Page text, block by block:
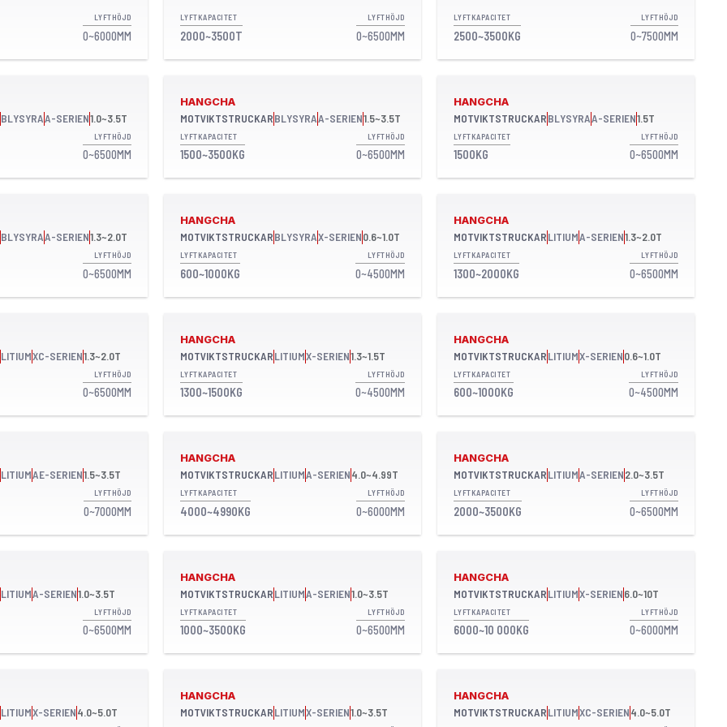
LYFTHÖJD
0~6000MM
LYFTKAPACITET
2000~3500T
LYFTHÖJD
0~6500MM
LYFTKAPACITET
2500~3500KG
LYFTHÖJD
0~7500MM
BLYSYRAA-SERIEN1.0~3.5T
LYFTHÖJD
0~6500MM
HANGCHA
MOTVIKTSTRUCKARBLYSYRAA-SERIEN1.5~3.5T
LYFTKAPACITET
1500~3500KG
LYFTHÖJD
0~6500MM
HANGCHA
MOTVIKTSTRUCKARBLYSYRAA-SERIEN1.5T
LYFTKAPACITET
1500KG
LYFTHÖJD
0~6500MM
BLYSYRAA-SERIEN1.3~2.0T
LYFTHÖJD
0~6500MM
HANGCHA
MOTVIKTSTRUCKARBLYSYRAX-SERIEN0.6~1.0T
LYFTKAPACITET
600~1000KG
LYFTHÖJD
0~4500MM
HANGCHA
MOTVIKTSTRUCKARLITIUMA-SERIEN1.3~2.0T
LYFTKAPACITET
1300~2000KG
LYFTHÖJD
0~6500MM
LITIUMXC-SERIEN1.3~2.0T
LYFTHÖJD
0~6500MM
HANGCHA
MOTVIKTSTRUCKARLITIUMX-SERIEN1.3~1.5T
LYFTKAPACITET
1300~1500KG
LYFTHÖJD
0~4500MM
HANGCHA
MOTVIKTSTRUCKARLITIUMX-SERIEN0.6~1.0T
LYFTKAPACITET
600~1000KG
LYFTHÖJD
0~4500MM
LITIUMAE-SERIEN1.5~3.5T
LYFTHÖJD
0~7000MM
HANGCHA
MOTVIKTSTRUCKARLITIUMA-SERIEN4.0~4.99T
LYFTKAPACITET
4000~4990KG
LYFTHÖJD
0~6000MM
HANGCHA
MOTVIKTSTRUCKARLITIUMA-SERIEN2.0~3.5T
LYFTKAPACITET
2000~3500KG
LYFTHÖJD
0~6500MM
LITIUMA-SERIEN1.0~3.5T
LYFTHÖJD
0~6500MM
HANGCHA
MOTVIKTSTRUCKARLITIUMA-SERIEN1.0~3.5T
LYFTKAPACITET
1000~3500KG
LYFTHÖJD
0~6500MM
HANGCHA
MOTVIKTSTRUCKARLITIUMX-SERIEN6.0~10T
LYFTKAPACITET
6000~10 000KG
LYFTHÖJD
0~6000MM
LITIUMX-SERIEN4.0~5.0T
HANGCHA
MOTVIKTSTRUCKARLITIUMX-SERIEN1.0~3.5T
HANGCHA
MOTVIKTSTRUCKARLITIUMXC-SERIEN4.0~5.0T